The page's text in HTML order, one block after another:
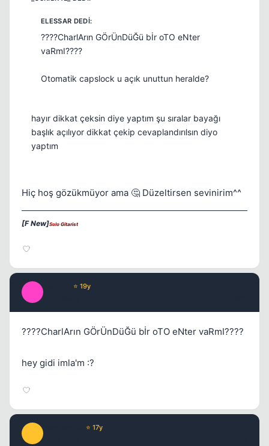
????CharlArın GÖrÜnDüĞü bİr oTO eNter
vaRmI????
Otomatik capslock u açık unuttun heralde?
hayır dikkat çeksin diye yaptım şu sıralar bayağı
başlık açılıyor dikkat çekip cevaplandırılsın diyo
yaptım
Hiç hoş gözükmüyor ama 🤔 Düzeltirsen sevinirim^^
[F New]Solo Gitarist
⭐ 19y
????CharlArın GÖrÜnDüĞü bİr oTO eNter vaRmI????
hey gidi imla'm :?
⭐ 17y